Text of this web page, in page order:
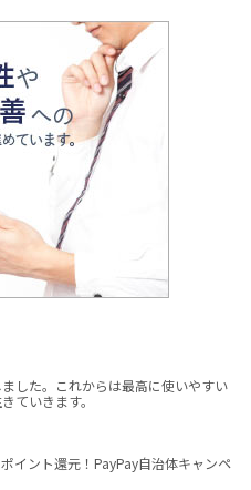
した。これからは最高に使いやすい
ていきます。
イント還元！PayPay自治体キャンペ